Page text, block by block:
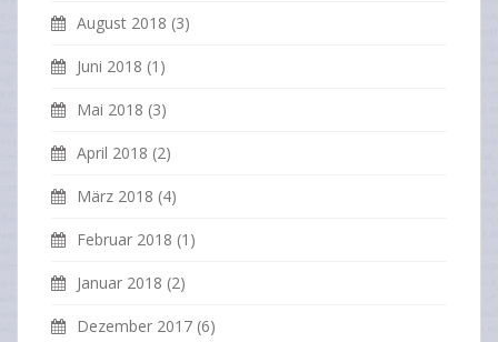
August 2018 (3)
Juni 2018 (1)
Mai 2018 (3)
April 2018 (2)
März 2018 (4)
Februar 2018 (1)
Januar 2018 (2)
Dezember 2017 (6)